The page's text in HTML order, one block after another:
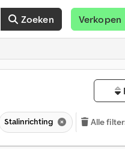
Zoeken Verkopen
Stalinrichting Alle